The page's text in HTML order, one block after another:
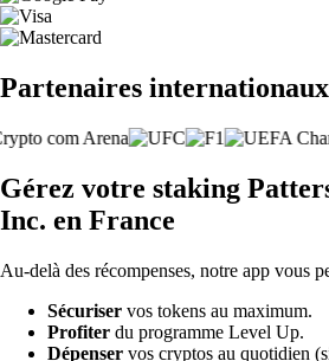
Partenaires internationaux
Gérez votre staking
Inc. en France
Au-delà des récompenses, notre app vous
Sécuriser vos tokens au maximum.
Profiter du programme Level Up.
Dépenser vos cryptos au quotidien